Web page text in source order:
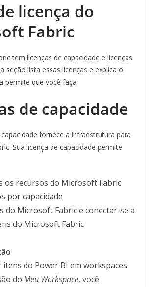
licença do
Fabric
tem licenças de capacidade e licenças
seção lista essas licenças e explica o
permite que você faça.
de capacidade
fornece a infraestrutura para
Sua licença de capacidade permite
os recursos do Microsoft Fabric
por capacidade
do Microsoft Fabric e conectar-se a
do Microsoft Fabric
itens do Power BI em workspaces
do Meu Workspace, você